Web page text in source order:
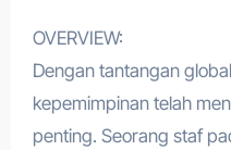
OVERVIEW:
Dengan tantangan
kepemimpinan telah
penting. Seorang staf